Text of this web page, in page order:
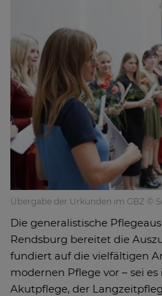
Übergabe der Urkunden im GBZ ©
Die generalistische
Rendsburg bereitet die
fundiert auf die vielfältigen
modernen Pflege vor – sei
Akutpflege, der